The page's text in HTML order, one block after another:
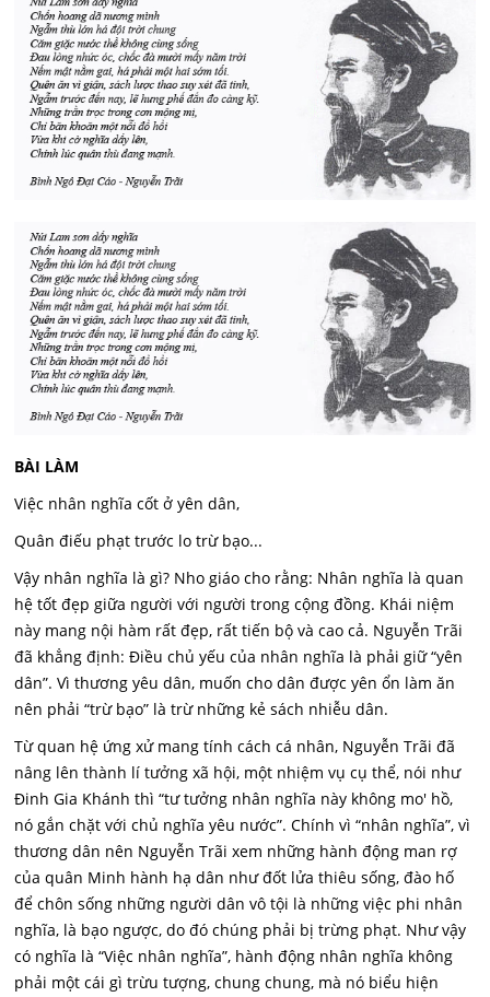
BÀI LÀM
Việc nhân nghĩa cốt ở yên dân,
Quân điếu phạt trước lo trừ bạo...
Vậy nhân nghĩa là gì? Nho giáo cho rằng: Nhân nghĩa là quan
hệ tốt đẹp giữa người với người trong cộng đồng. Khái niệm
này mang nội hàm rất đẹp, rất tiến bộ và cao cả. Nguyễn Trãi
đã khẳng định: Điều chủ yếu của nhân nghĩa là phải giữ “yên
dân”. Vì thương yêu dân, muốn cho dân được yên ổn làm ăn
nên phải “trừ bạo” là trừ những kẻ sách nhiễu dân.
Từ quan hệ ứng xử mang tính cách cá nhân, Nguyễn Trãi đã
nâng lên thành lí tưởng xã hội, một nhiệm vụ cụ thể, nói như
Đinh Gia Khánh thì “tư tưởng nhân nghĩa này không mo' hồ,
nó gắn chặt với chủ nghĩa yêu nước”. Chính vì “nhân nghĩa”, vì
thương dân nên Nguyễn Trãi xem những hành động man rợ
của quân Minh hành hạ dân như đốt lửa thiêu sống, đào hố
để chôn sống những người dân vô tội là những việc phi nhân
nghĩa, là bạo ngược, do đó chúng phải bị trừng phạt. Như vậy
có nghĩa là “Việc nhân nghĩa”, hành động nhân nghĩa không
phải một cái gì trừu tượng, chung chung, mà nó biểu hiện